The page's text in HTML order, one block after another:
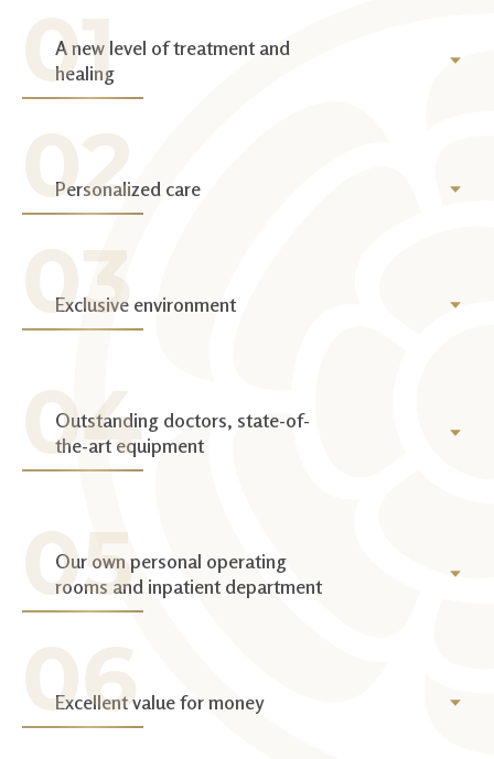
A new level of treatment and
healing
Personalized care
Exclusive environment
Outstanding doctors, state-of-
the-art equipment
Our own personal operating
rooms and inpatient department
Excellent value for money